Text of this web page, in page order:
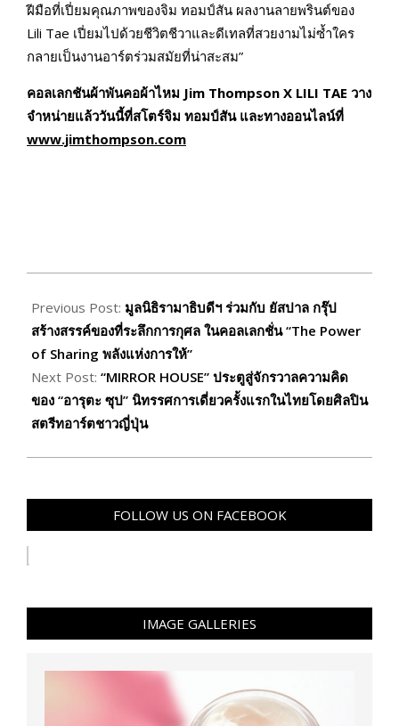
ฝีมือที่เปี่ยมคุณภาพของจิม ทอมป์สัน ผลงานลายพรินต์ของ
Lili Tae เปี่ยมไปด้วยชีวิตชีวาและดีเทลที่สวยงามไม่ซ้ำใคร
กลายเป็นงานอาร์ตร่วมสมัยที่น่าสะสม”
คอลเลกชันผ้าพันคอผ้าไหม Jim Thompson X LILI TAE วาง
จำหน่ายแล้ววันนี้ที่สโตร์จิม ทอมป์สัน และทางออนไลน์ที่
www.jimthompson.com
11-
06
Previous Post: มูลนิธิรามาธิบดีฯ ร่วมกับ ยัสปาล กรุ๊ป
สร้างสรรค์ของที่ระลึกการกุศล ในคอลเลกชั่น “The Power
of Sharing พลังแห่งการให้”
Next Post: “MIRROR HOUSE” ประตูสู่จักรวาลความคิด
ของ “อารุตะ ซุป” นิทรรศการเดี่ยวครั้งแรกในไทยโดยศิลปิน
สตรีทอาร์ตชาวญี่ปุ่น
FOLLOW US ON FACEBOOK
IMAGE GALLERIES